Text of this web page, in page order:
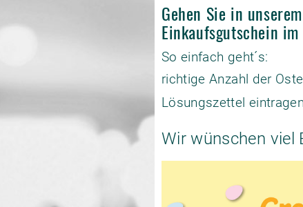
Gehen Sie in
Einkaufsgutschein
So einfach geht´s:
richtige Anzahl der
Lösungszettel
Wir wünschen viel